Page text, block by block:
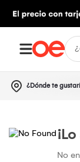
¿Dónde te
No